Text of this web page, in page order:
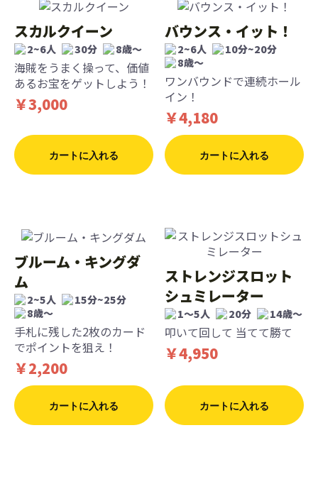
スカルクイーン
2~6人 30分 8歳〜
海賊をうまく操って、価値
あるお宝をゲットしよう！
￥3,000
カートに入れる
バウンス・イット！
2~6人
10分~20分
8歳〜
ワンバウンドで連続ホール
イン！
￥4,180
カートに入れる
ブルーム・キングダ
ム
2~5人
15分~25分
8歳〜
手札に残した2枚のカード
でポイントを狙え！
￥2,200
カートに入れる
ストレンジスロット
シュミレーター
1〜5人 20分 14歳〜
叩いて回して 当てて勝て
￥4,950
カートに入れる